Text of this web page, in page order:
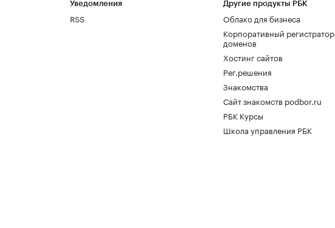
Уведомления
RSS
Другие продукты РБК
Облако для бизнеса
Корпоративный регистратор
доменов
Хостинг сайтов
Рег.решения
Знакомства
Сайт знакомств podbor.ru
РБК Курсы
Школа управления РБК